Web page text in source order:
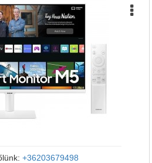
+36203679498